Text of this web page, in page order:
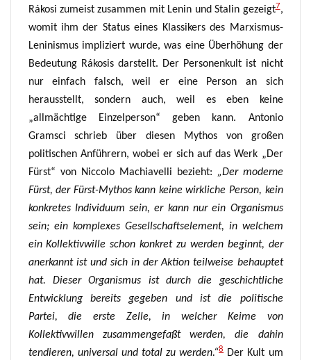
Rákosi zumeist zusammen mit Lenin und Stalin gezeigt7,
womit ihm der Status eines Klassikersdes Marxismus-
Leninismusimpliziert wurde, was eine Überhöhung der
Bedeutung Rákosis darstellt. Der Personenkult ist nicht
nur einfach falsch, weil er eine Person an sich
herausstellt, sondern auch, weil es eben keine
„allmächtige Einzelperson“ geben kann. Antonio
Gramsci schrieb über diesen Mythos von großen
politischen Anführern, wobei er sich auf das Werk „Der
Fürst“ von Niccolo Machiavelli bezieht: „Der moderne
Fürst,der Fürst-Mythos kann keine wirkliche Person, kein
konkretes Individuum sein, er kann nur ein Organismus
sein; ein komplexes Gesellschaftselement, in welchem
ein Kollektivwille schon konkret zu werden beginnt, der
anerkannt ist und sich in der Aktion teilweise behauptet
hat. Dieser Organismus ist durch die geschichtliche
Entwicklung bereits gegeben und ist die politische
Partei, die erste Zelle, in welcher Keime von
Kollektivwillen zusammengefaßt werden, die dahin
tendieren, universal und total zu werden.“8
Der Kult um